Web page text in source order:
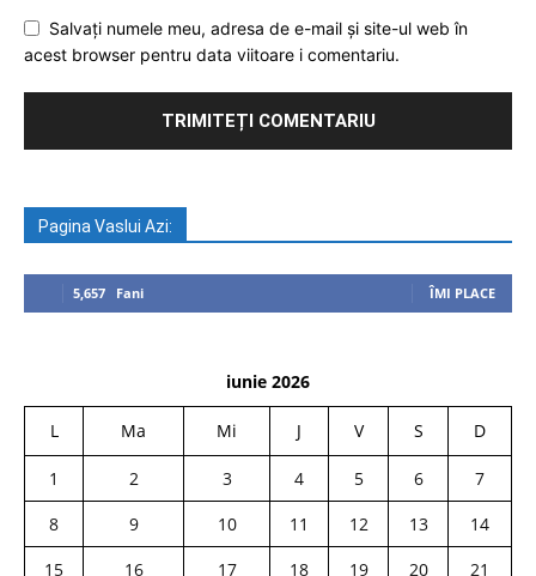
Salvați numele meu, adresa de e-mail și site-ul web în
acest browser pentru data viitoare i comentariu.
Pagina Vaslui Azi:
5,657 Fani ÎMI PLACE
iunie 2026
L Ma Mi J V S D
1 2 3 4 5 6
7
8
9 10 11 12 13
14
15
16 17 18 19 20
21